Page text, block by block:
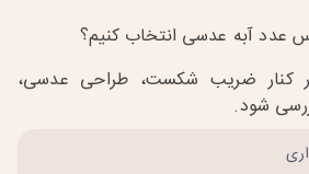
عدد آبه عدسی انتخاب کنیم؟
کنار ضریب شکست، طراحی عدسی،
شود.